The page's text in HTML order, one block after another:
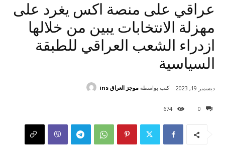
عراقي على منصة اكس يغرد على
مهزلة الانتخابات يبين من خلالها
ازدراء الشعب العراقي للطبقة
السياسية
0
674
ديسمبر 19, 2023 كتب بواسطة موجز العراق ins